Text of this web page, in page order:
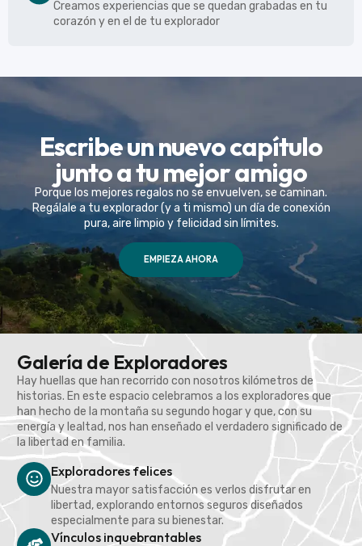
Creamos experiencias que se quedan grabadas en tu
corazón y en el de tu explorador
Escribe un nuevo capítulo
junto a tu mejor amigo
Porque los mejores regalos no se envuelven, se caminan.
Regálale a tu explorador (y a ti mismo) un día de conexión
pura, aire limpio y felicidad sin límites.
EMPIEZA AHORA
Galería de Exploradores
Hay huellas que han recorrido con nosotros kilómetros de
historias. En este espacio celebramos a los exploradores que
han hecho de la montaña su segundo hogar y que, con su
energía y lealtad, nos han enseñado el verdadero significado de
la libertad en familia.
Exploradores felices
Nuestra mayor satisfacción es verlos disfrutar en
libertad, explorando entornos seguros diseñados
especialmente para su bienestar.
Vínculos inquebrantables